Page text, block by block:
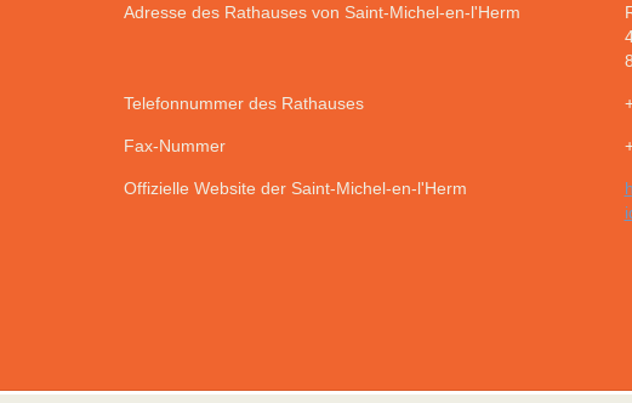
Adresse des Rathauses von Saint-Michel-en-l'Herm
Telefonnummer des Rathauses
Fax-Nummer
Offizielle Website der Saint-Michel-en-l'Herm